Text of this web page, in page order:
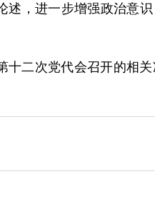
，进一步增强政治意
二次党代会召开的相